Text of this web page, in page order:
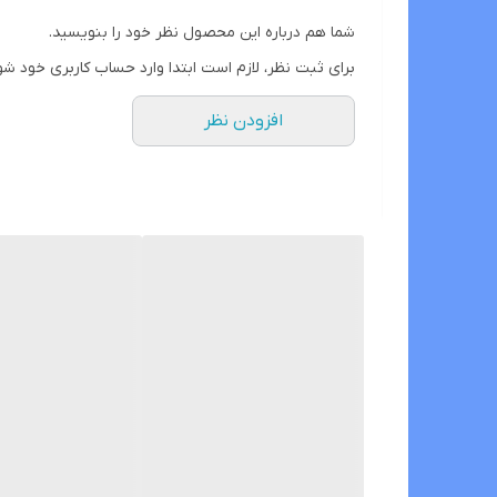
شما هم درباره این محصول نظر خود را بنویسید.
برای ثبت نظر، لازم است ابتدا وارد حساب کاربری خود
افزودن نظر